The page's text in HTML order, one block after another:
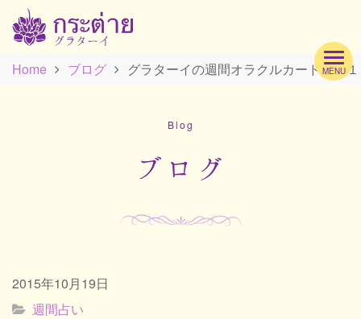
MENU
Home ブログ グラターイの週間オラクルカード占い
Blog
ブログ
2015年10月19日
週間占い